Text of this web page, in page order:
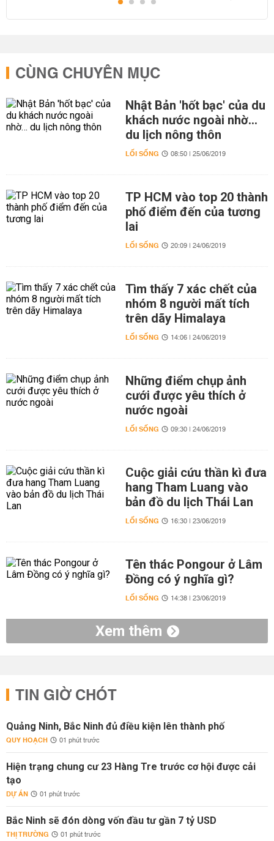
CÙNG CHUYÊN MỤC
Nhật Bản 'hốt bạc' của du
khách nước ngoài nhờ…
du lịch nông thôn
LỐI SỐNG 08:50 | 25/06/2019
TP HCM vào top 20 thành
phố điểm đến của tương
lai
LỐI SỐNG 20:09 | 24/06/2019
Tìm thấy 7 xác chết của
nhóm 8 người mất tích
trên dãy Himalaya
LỐI SỐNG 14:06 | 24/06/2019
Những điểm chụp ảnh
cưới được yêu thích ở
nước ngoài
LỐI SỐNG 09:30 | 24/06/2019
Cuộc giải cứu thần kì đưa
hang Tham Luang vào
bản đồ du lịch Thái Lan
LỐI SỐNG 16:30 | 23/06/2019
Tên thác Pongour ở Lâm
Đồng có ý nghĩa gì?
LỐI SỐNG 14:38 | 23/06/2019
Xem thêm
TIN GIỜ CHÓT
Quảng Ninh, Bắc Ninh đủ điều kiện lên thành phố
QUY HOẠCH 01 phút trước
Hiện trạng chung cư 23 Hàng Tre trước cơ hội được cải
tạo
DỰ ÁN 01 phút trước
Bắc Ninh sẽ đón dòng vốn đầu tư gần 7 tỷ USD
THỊ TRƯỜNG 01 phút trước